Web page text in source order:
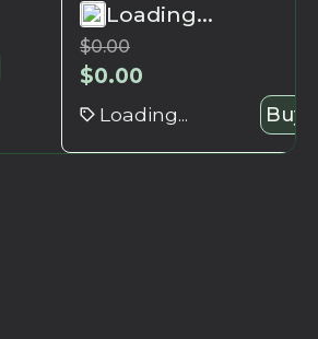
Loading...
$0.00
$0.00
Loading... Buy